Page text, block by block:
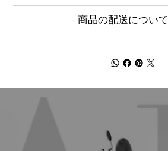
商品の配送について